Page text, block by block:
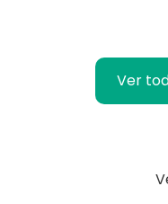
Ver